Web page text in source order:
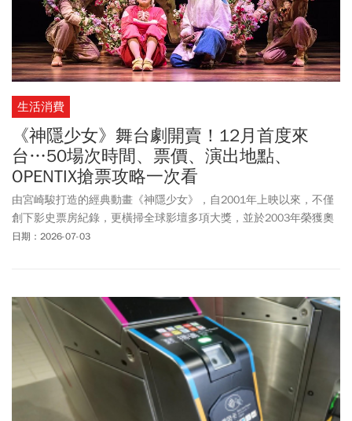
生活消費
《神隱少女》舞台劇開賣！12月首度來
台…50場次時間、票價、演出地點、
OPENTIX搶票攻略一次看
由宮崎駿打造的經典動畫《神隱少女》，自2001年上映以來，不僅
創下影史票房紀錄，更橫掃全球影壇多項大獎，並於2003年榮獲奧
斯卡金像獎最佳動畫長片，成為無數影迷心中的不朽經典。如今，
賣。有關《神隱少女》舞台劇搶先購時間、正式售票時間、票價、
場次時間、售票須知等，都在《今周刊》一文整理。
日期：2026-07-03